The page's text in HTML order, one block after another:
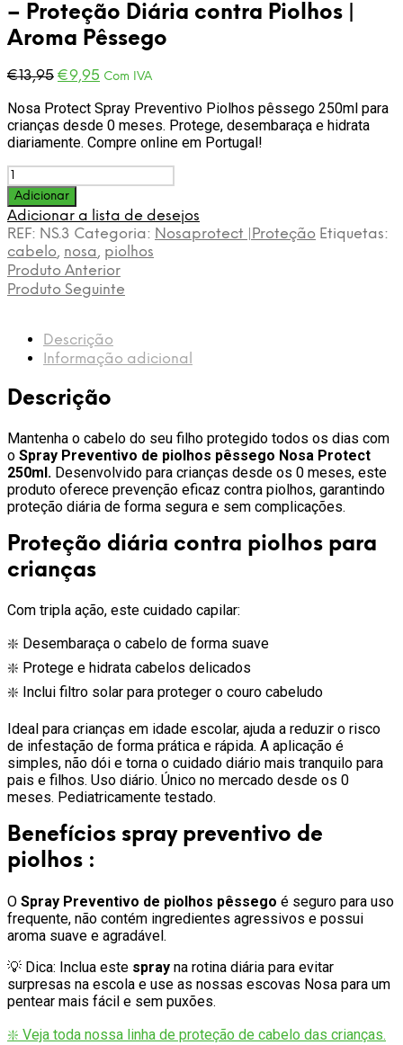
– Proteção Diária contra Piolhos |
Aroma Pêssego
€13,95 O
original
era:
€13,95.
€9,95 O
atual
é:
€9,95.
Com IVA
Nosa Protect Spray Preventivo Piolhos pêssego 250ml para
crianças desde 0 meses. Protege, desembaraça e hidrata
diariamente. Compre online em Portugal!
Quantidade
de
Spray
Preventivo
Nosa
Protect
250 ml
–
Diária
contra
|
Aroma
Adicionar
Adicionar a lista de desejos
REF: NS.3 Categoria: Nosaprotect |Proteção Etiquetas:
cabelo, nosa, piolhos
Produto Anterior
Produto Seguinte
Descrição
Informação adicional
Descrição
Mantenha o cabelo do seu filho protegido todos os dias com
o Spray Preventivo de piolhos pêssego Nosa Protect
250ml. Desenvolvido para crianças desde os 0 meses, este
produto oferece prevenção eficaz contra piolhos, garantindo
proteção diária de forma segura e sem complicações.
Proteção diária contra piolhos para
crianças
Com tripla ação, este cuidado capilar:
❇️ Desembaraça o cabelo de forma suave
❇️ Protege e hidrata cabelos delicados
❇️ Inclui filtro solar para proteger o couro cabeludo
Ideal para crianças em idade escolar, ajuda a reduzir o risco
de infestação de forma prática e rápida. A aplicação é
simples, não dói e torna o cuidado diário mais tranquilo para
pais e filhos. Uso diário. Único no mercado desde os 0
meses. Pediatricamente testado.
Benefícios spray preventivo de
piolhos :
O Spray Preventivo de piolhos pêssego é seguro para uso
frequente, não contém ingredientes agressivos e possui
aroma suave e agradável.
💡 Dica: Inclua este spray na rotina diária para evitar
surpresas na escola e use as nossas escovas Nosa para um
pentear mais fácil e sem puxões.
❇️ Veja toda nossa linha de proteção de cabelo das crianças.